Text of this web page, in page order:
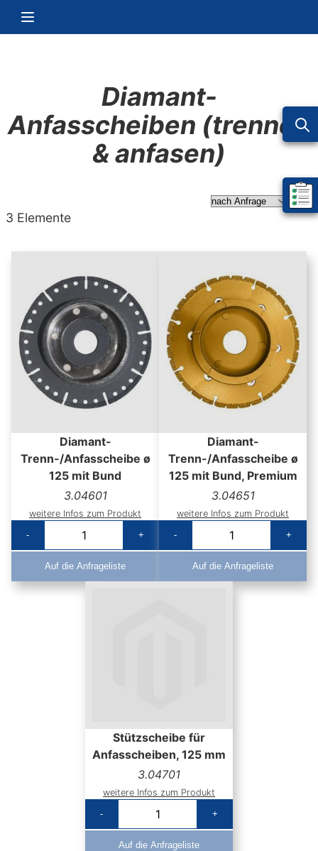
Navigation umschalten
Mein
Diamant-
Anfasscheiben (trennen
& anfasen)
3 Elemente
Diamant-
Trenn-/Anfasscheibe ø
125 mit Bund
3.04601
weitere Infos zum Produkt
-
+
Auf die Anfrageliste
Diamant-
Trenn-/Anfasscheibe ø
125 mit Bund, Premium
3.04651
weitere Infos zum Produkt
-
+
Auf die Anfrageliste
Stützscheibe für
Anfasscheiben, 125 mm
3.04701
weitere Infos zum Produkt
-
+
Auf die Anfrageliste